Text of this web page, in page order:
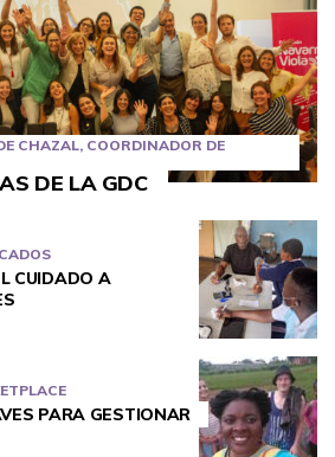
CHAZAL, COORDINADOR DE
DE LA GDC
CUIDADO A
PARA GESTIONAR